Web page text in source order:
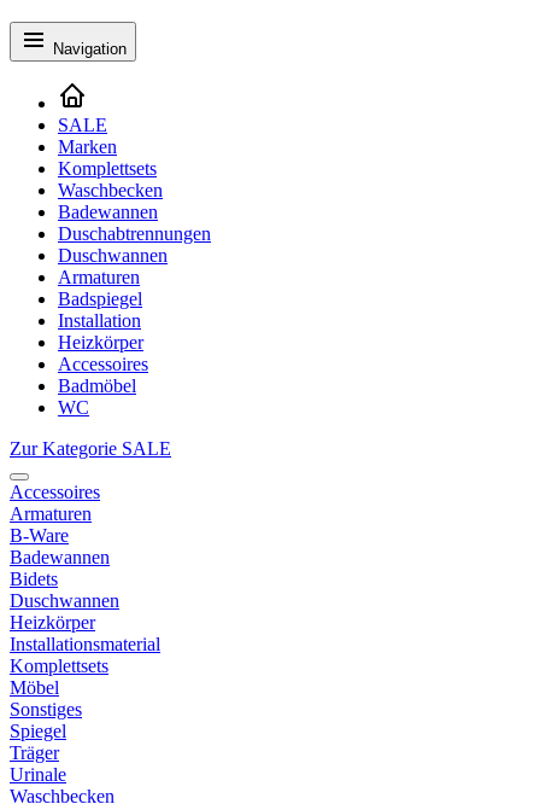
Navigation
SALE
Marken
Komplettsets
Waschbecken
Badewannen
Duschabtrennungen
Duschwannen
Armaturen
Badspiegel
Installation
Heizkörper
Accessoires
Badmöbel
WC
Zur Kategorie SALE
Accessoires
Armaturen
B-Ware
Badewannen
Bidets
Duschwannen
Heizkörper
Installationsmaterial
Komplettsets
Möbel
Sonstiges
Spiegel
Träger
Urinale
Waschbecken